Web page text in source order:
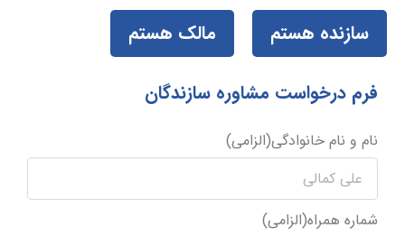
سازنده هستم مالک هستم
فرم درخواست مشاوره سازندگان
نام و نام خانوادگی(الزامی)
شماره همراه(الزامی)